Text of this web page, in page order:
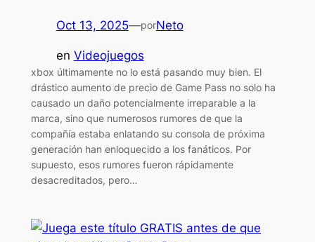
Oct 13, 2025—porNeto
en Videojuegos
xbox últimamente no lo está pasando muy bien. El
drástico aumento de precio de Game Pass no solo ha
causado un daño potencialmente irreparable a la
marca, sino que numerosos rumores de que la
compañía estaba enlatando su consola de próxima
generación han enloquecido a los fanáticos. Por
supuesto, esos rumores fueron rápidamente
desacreditados, pero…